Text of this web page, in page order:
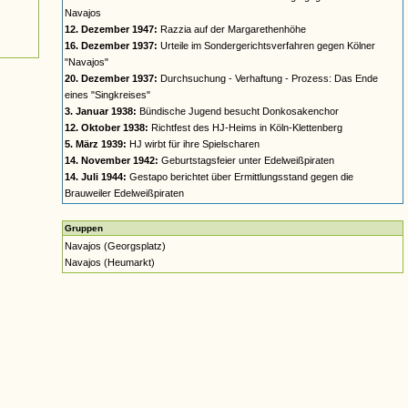
Navajos
12. Dezember 1947: Razzia auf der Margarethenhöhe
16. Dezember 1937: Urteile im Sondergerichtsverfahren gegen Kölner
"Navajos"
20. Dezember 1937: Durchsuchung - Verhaftung - Prozess: Das Ende
eines "Singkreises"
3. Januar 1938: Bündische Jugend besucht Donkosakenchor
12. Oktober 1938: Richtfest des HJ-Heims in Köln-Klettenberg
5. März 1939: HJ wirbt für ihre Spielscharen
14. November 1942: Geburtstagsfeier unter Edelweißpiraten
14. Juli 1944: Gestapo berichtet über Ermittlungsstand gegen die
Brauweiler Edelweißpiraten
Gruppen
Navajos (Georgsplatz)
Navajos (Heumarkt)